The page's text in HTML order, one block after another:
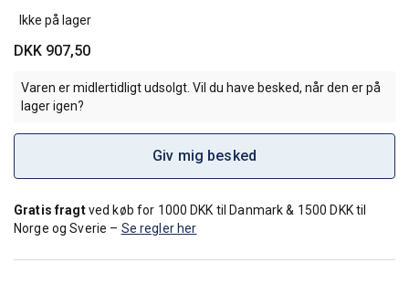
Ikke på lager
DKK 907,50
Varen er midlertidligt udsolgt. Vil du have besked, når den er på
lager igen?
Giv mig besked
Gratis fragtved køb for 1000 DKK til Danmark & 1500 DKK til
Norge og Sverie – Se regler her